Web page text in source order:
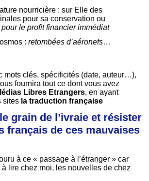
nourricière : sur Elle des
pour sa conservation ou
le profit financier immédiat
:retombées d’aéronefs…
mots clés, spécificités (date, auteur…),
fournira tout ce dont vous avez
Libres Etrangers, en ayant
sites la traduction française
grain de l’ivraie et résister
français de ces mauvaises
à ce « passage à l’étranger » car
à lire chez moi, les nouvelles de chez